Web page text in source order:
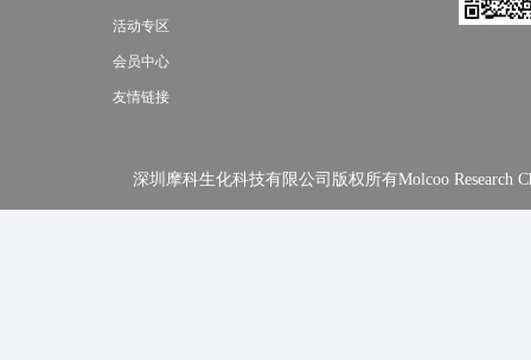
活动专区
会员中心
友情链接
深圳摩科生化科技有限公司版权所有Molcoo Research